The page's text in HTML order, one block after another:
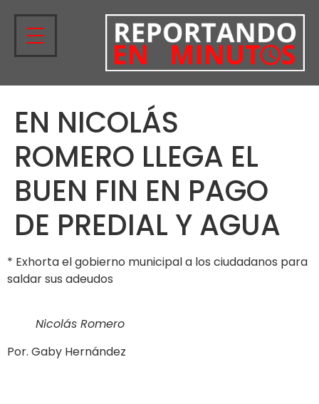
EN NICOLÁS
ROMERO LLEGA EL
BUEN FIN EN PAGO
DE PREDIAL Y AGUA
* Exhorta el gobierno municipal a los ciudadanos para
saldar sus adeudos
Nicolás Romero
Por. Gaby Hernández